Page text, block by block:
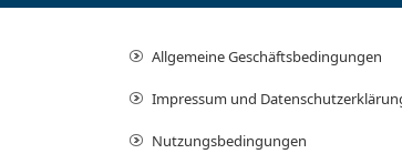
Allgemeine Geschäftsbedingungen
Impressum und
Nutzungsbedingungen